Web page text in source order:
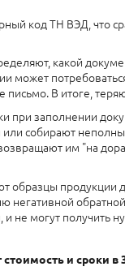
код ТН ВЭД, что
какой
может
письмо. В итоге,
при заполнении
собирают
им "на
образцы продукции
негативной
и не могут получить
и сроки в